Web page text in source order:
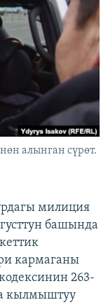
алынган сүрөт.
милиция
башында
кармаганы
263-
кылмыштуу